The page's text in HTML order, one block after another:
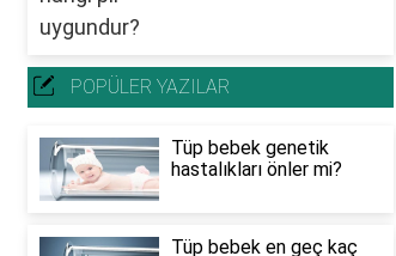
POPÜLER YAZILAR
Tüp bebek genetik
hastalıkları önler mi?
Tüp bebek en geç kaç